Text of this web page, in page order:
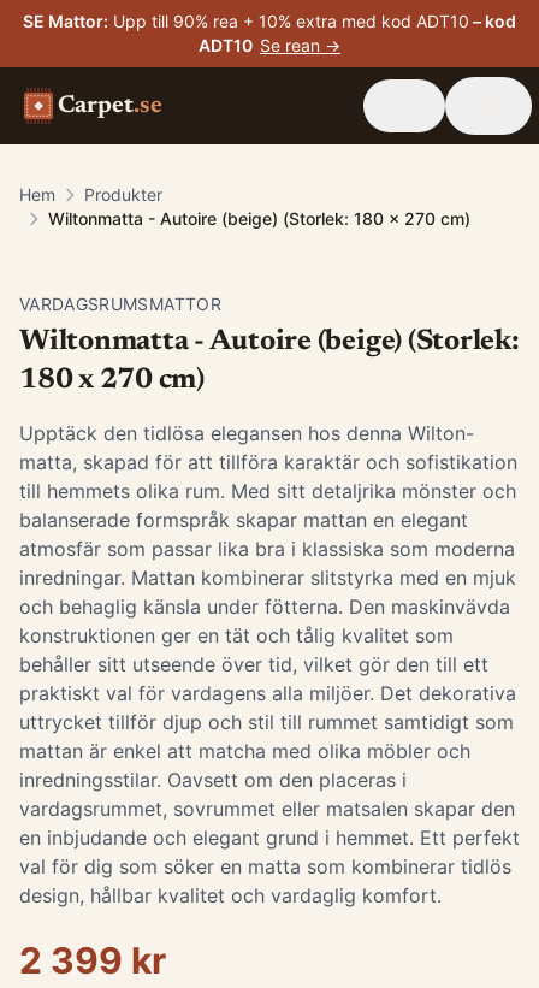
SE Mattor: Upp till 90% rea + 10% extra med kod ADT10 – kod
ADT10 Se rean →
Carpet.se
Hem
Produkter
Wiltonmatta - Autoire (beige) (Storlek: 180 x 270 cm)
VARDAGSRUMSMATTOR
Wiltonmatta - Autoire (beige) (Storlek:
180 x 270 cm)
Upptäck den tidlösa elegansen hos denna Wilton-
matta, skapad för att tillföra karaktär och sofistikation
till hemmets olika rum. Med sitt detaljrika mönster och
balanserade formspråk skapar mattan en elegant
atmosfär som passar lika bra i klassiska som moderna
inredningar. Mattan kombinerar slitstyrka med en mjuk
och behaglig känsla under fötterna. Den maskinvävda
konstruktionen ger en tät och tålig kvalitet som
behåller sitt utseende över tid, vilket gör den till ett
praktiskt val för vardagens alla miljöer. Det dekorativa
uttrycket tillför djup och stil till rummet samtidigt som
mattan är enkel att matcha med olika möbler och
inredningsstilar. Oavsett om den placeras i
vardagsrummet, sovrummet eller matsalen skapar den
en inbjudande och elegant grund i hemmet. Ett perfekt
val för dig som söker en matta som kombinerar tidlös
design, hållbar kvalitet och vardaglig komfort.
2 399 kr